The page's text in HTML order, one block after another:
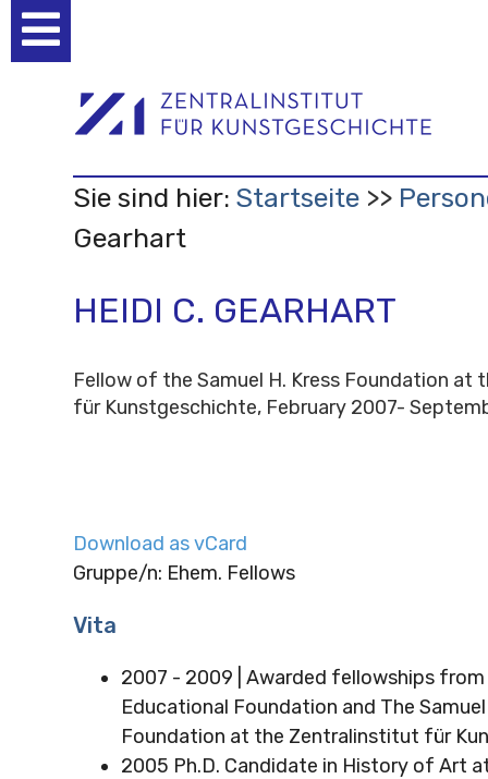
Werkzeuge
Sie sind hier: Startseite
Gearhart
HEIDI C. GEARHART
Fellow of the Samuel H. Kress Foundation at
für Kunstgeschichte, February 2007-
Download as vCard
Gruppe/n: Ehem. Fellows
Vita
2007 - 2009 | Awarded fellowships from
Educational Foundation and The Samuel
Foundation at the Zentralinstitut für
2005 Ph.D. Candidate in History of Art